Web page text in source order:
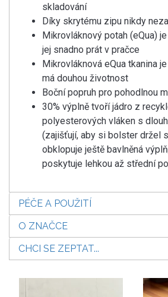
skladování
Díky skrytému zipu nikdy
Mikrovláknový potah (eQua)
jej snadno prát v pračce
Mikrovláknová eQua tkanina
má douhou životnost
Boční popruh pro pohodlnou
30% výplně tvoří jádro z
polyesterových vláken s
(zajišťují, aby si bolster držel
obklopuje ještě bavlněná
poskytuje lehkou až střední
PÉČE A POUŽITÍ
O ZNAČCE
CHCI SE ZEPTAT...